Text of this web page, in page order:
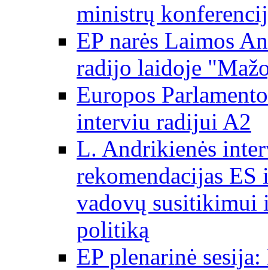
ministrų
EP narės Laimos
radijo laidoje
Europos
interviu radijui A2
L. Andrikienės
rekomendacijas
vadovų susitikimui
politiką
EP plenarinė